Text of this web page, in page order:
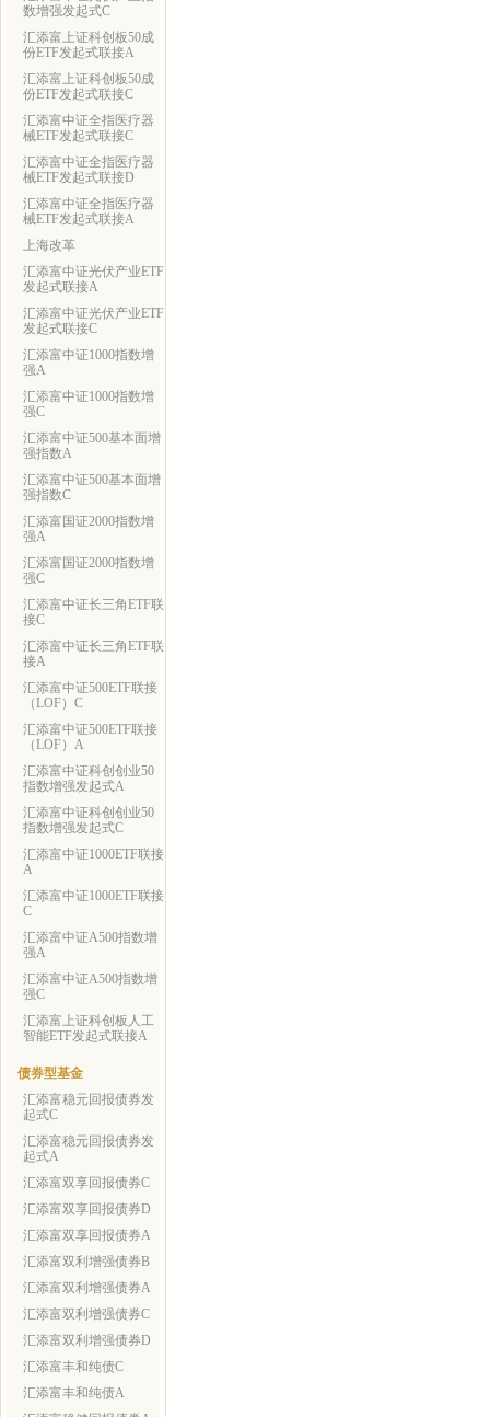
数增强发起式C
汇添富上证科创板50成
份ETF发起式联接A
汇添富上证科创板50成
份ETF发起式联接C
汇添富中证全指医疗器
械ETF发起式联接C
汇添富中证全指医疗器
械ETF发起式联接D
汇添富中证全指医疗器
械ETF发起式联接A
上海改革
汇添富中证光伏产业ETF
发起式联接A
汇添富中证光伏产业ETF
发起式联接C
汇添富中证1000指数增
强A
汇添富中证1000指数增
强C
汇添富中证500基本面增
强指数A
汇添富中证500基本面增
强指数C
汇添富国证2000指数增
强A
汇添富国证2000指数增
强C
汇添富中证长三角ETF联
接C
汇添富中证长三角ETF联
接A
汇添富中证500ETF联接
（LOF）C
汇添富中证500ETF联接
（LOF）A
汇添富中证科创创业50
指数增强发起式A
汇添富中证科创创业50
指数增强发起式C
汇添富中证1000ETF联接
A
汇添富中证1000ETF联接
C
汇添富中证A500指数增
强A
汇添富中证A500指数增
强C
汇添富上证科创板人工
智能ETF发起式联接A
债券型基金
汇添富稳元回报债券发
起式C
汇添富稳元回报债券发
起式A
汇添富双享回报债券C
汇添富双享回报债券D
汇添富双享回报债券A
汇添富双利增强债券B
汇添富双利增强债券A
汇添富双利增强债券C
汇添富双利增强债券D
汇添富丰和纯债C
汇添富丰和纯债A